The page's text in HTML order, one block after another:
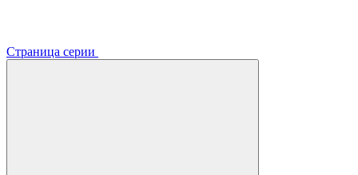
Страница серии